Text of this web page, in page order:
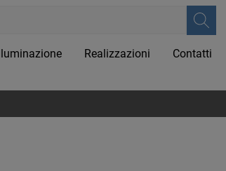
Realizzazioni Contatti